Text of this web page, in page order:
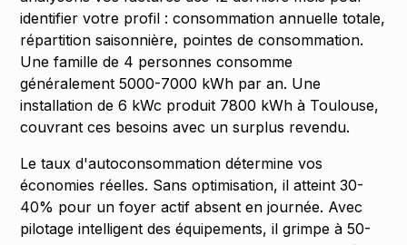
identifier votre profil : consommation annuelle totale,
répartition saisonnière, pointes de consommation.
Une famille de 4 personnes consomme
généralement 5000-7000 kWh par an. Une
installation de 6 kWc produit 7800 kWh à Toulouse,
couvrant ces besoins avec un surplus revendu.
Le taux d'autoconsommation détermine vos
économies réelles. Sans optimisation, il atteint 30-
40% pour un foyer actif absent en journée. Avec
pilotage intelligent des équipements, il grimpe à 50-